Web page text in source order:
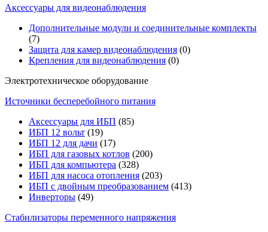
Аксессуары для видеонаблюдения
Дополнительные модули и соединительные комплекты
(7)
Защита для камер видеонаблюдения (0)
Крепления для видеонаблюдения (0)
Электротехническое оборудование
Источники бесперебойного питания
Аксессуары для ИБП (85)
ИБП 12 вольт (19)
ИБП 12 для дачи (17)
ИБП для газовых котлов (200)
ИБП для компьютера (328)
ИБП для насоса отопления (203)
ИБП с двойным преобразованием (413)
Инверторы (49)
Стабилизаторы переменного напряжения